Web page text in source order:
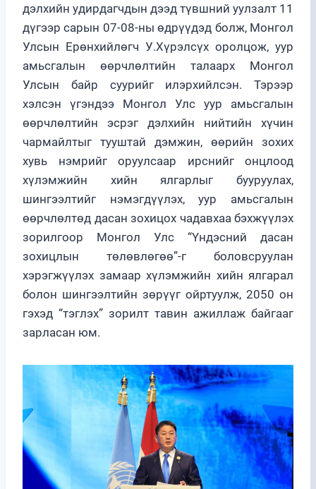
дэлхийн удирдагчдын дээд түвшний уулзалт 11
дүгээр сарын 07-08-ны өдрүүдэд болж, Монгол
Улсын Ерөнхийлөгч У.Хүрэлсүх оролцож, уур
амьсгалын өөрчлөлтийн талаарх Монгол
Улсын байр суурийг илэрхийлсэн. Тэрээр
хэлсэн үгэндээ Монгол Улс уур амьсгалын
өөрчлөлтийн эсрэг дэлхийн нийтийн хүчин
чармайлтыг тууштай дэмжин, өөрийн зохих
хувь нэмрийг оруулсаар ирснийг онцлоод
хүлэмжийн хийн ялгарлыг бууруулах,
шингээлтийг нэмэгдүүлэх, уур амьсгалын
өөрчлөлтөд дасан зохицох чадавхаа бэхжүүлэх
зорилгоор Монгол Улс “Үндэсний дасан
зохицлын төлөвлөгөө”-г боловсруулан
хэрэгжүүлэх замаар хүлэмжийн хийн ялгарал
болон шингээлтийн зөрүүг ойртуулж, 2050 он
гэхэд “тэглэх” зорилт тавин ажиллаж байгааг
зарласан юм.